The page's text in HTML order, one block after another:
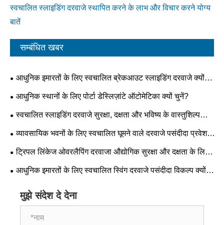
स्वचालित स्लाइडिंग दरवाजे स्थापित करने के लाभ और विचार करने योग्य
बातें
सम्बंधित खबर
आधुनिक इमारतों के लिए स्वचालित ब्रेकआउट स्लाइडिंग दरवाजे क्यों
आवश्यक हैं?
आधुनिक स्थानों के लिए पोर्टा डेस्लिज़ांटे ऑटोमेटिका क्यों चुनें?
स्वचालित स्लाइडिंग दरवाजे सुरक्षा, दक्षता और भविष्य के वास्तुशिल्प
रुझानों को कैसे बदलते हैं?
व्यावसायिक भवनों के लिए स्वचालित घूमने वाले दरवाजे पसंदीदा प्रवेश
समाधान क्यों बन रहे हैं?
ट्रिपल लिंकेज ओवरलैपिंग दरवाजा औद्योगिक सुरक्षा और दक्षता के लिए
भविष्य का मानक क्यों बन रहा है?
आधुनिक इमारतों के लिए स्वचालित स्विंग दरवाजे पसंदीदा विकल्प क्यों
मुझे संदेश दे देना